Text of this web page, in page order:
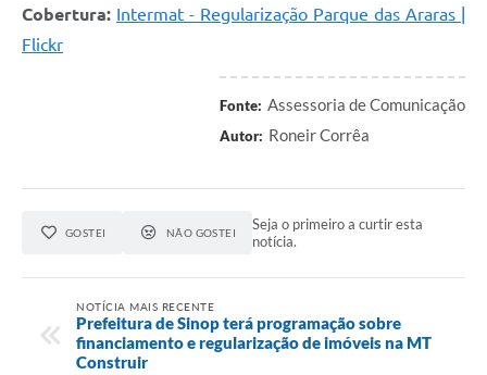
Cobertura: Intermat - Regularização Parque das Araras |
Flickr
Fonte: Assessoria de Comunicação
Autor: Roneir Corrêa
GOSTEI NÃO GOSTEI
Seja o primeiro a curtir esta
notícia.
NOTÍCIA MAIS RECENTE
Prefeitura de Sinop terá programação sobre
financiamento e regularização de imóveis na MT
Construir